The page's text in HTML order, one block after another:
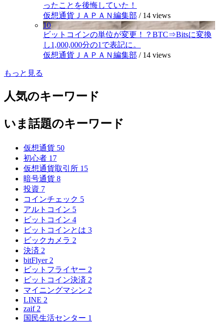
ったことを後悔していた！
仮想通貨ＪＡＰＡＮ編集部 / 14 views
10
ビットコインの単位が変更！？BTC⇒Bitsに変換
し1,000,000分の1で表記に。
仮想通貨ＪＡＰＡＮ編集部 / 14 views
もっと見る
人気のキーワード
いま話題のキーワード
仮想通貨 50
初心者 17
仮想通貨取引所 15
暗号通貨 8
投資 7
コインチェック 5
アルトコイン 5
ビットコイン 4
ビットコインとは 3
ビックカメラ 2
決済 2
bitFlyer 2
ビットフライヤー 2
ビットコイン決済 2
マイニングマシン 2
LINE 2
zaif 2
国民生活センター 1